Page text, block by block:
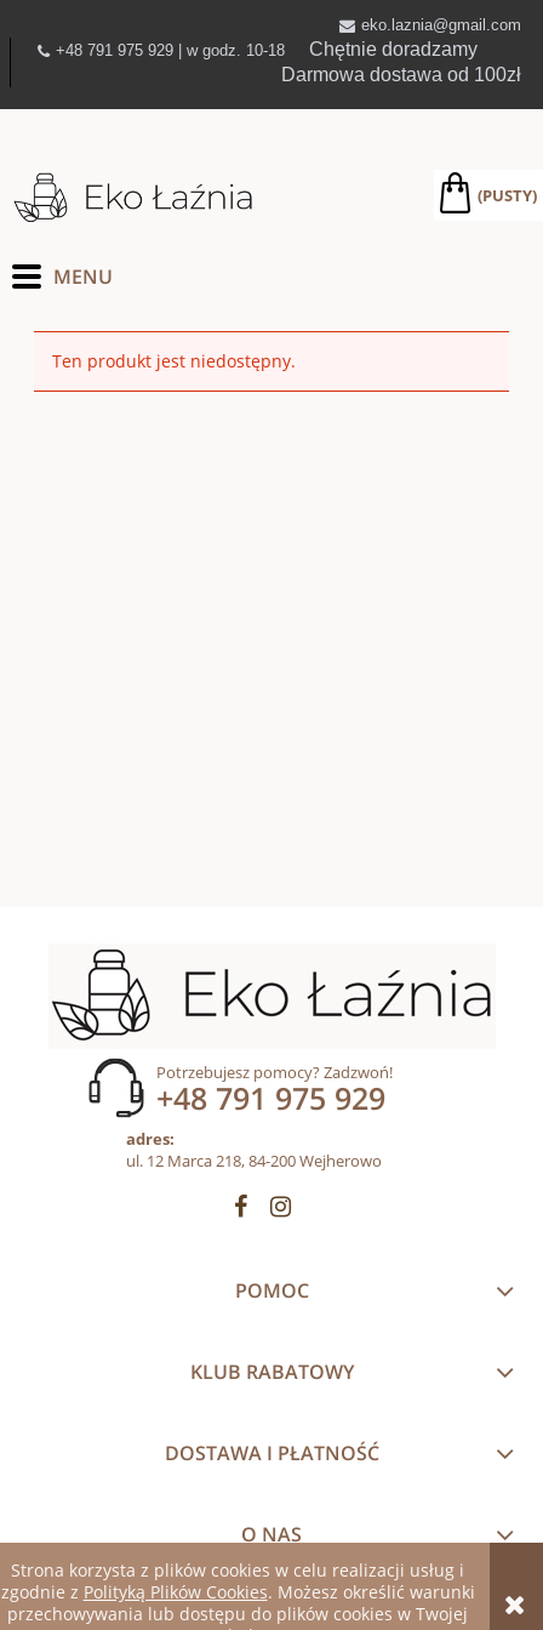
Strona korzysta z plików cookies w celu realizacji usług i
zgodnie z Polityką Plików Cookies. Możesz określić warunki
przechowywania lub dostępu do plików cookies w Twojej
eko.laznia@gmail.com
+48 791 975 929 | w godz. 10-18 Chętnie doradzamy
Darmowa dostawa od 100zł
(PUSTY)
Ten produkt jest niedostępny.
Potrzebujesz pomocy? Zadzwoń!
+48 791 975 929
adres:
ul. 12 Marca 218, 84-200 Wejherowo
POMOC
KLUB RABATOWY
DOSTAWA I PŁATNOŚĆ
O NAS
pokaż pełną wersję strony